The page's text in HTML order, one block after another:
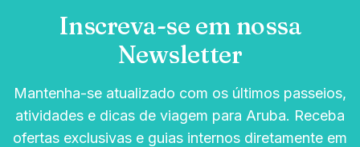
Inscreva-se em nossa
Newsletter
Mantenha-se atualizado com os últimos passeios,
atividades e dicas de viagem para Aruba. Receba
ofertas exclusivas e guias internos diretamente em